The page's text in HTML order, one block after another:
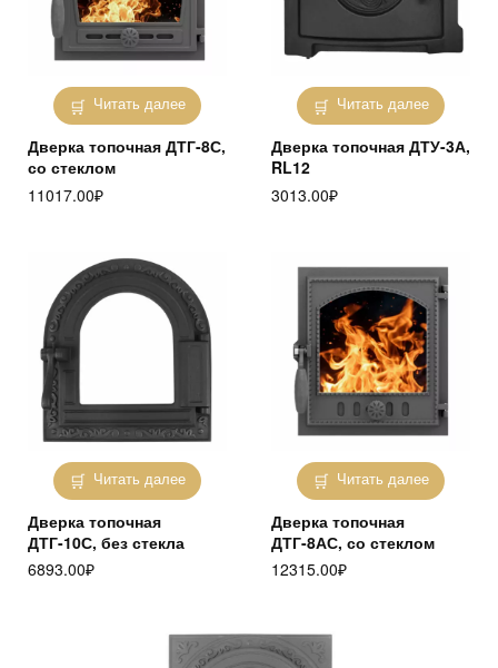
Читать далее
Дверка топочная ДТГ-8С,
со стеклом
11017.00₽
Читать далее
Дверка топочная ДТУ-3А,
RL12
3013.00₽
Читать далее
Дверка топочная
ДТГ-10С, без стекла
6893.00₽
Читать далее
Дверка топочная
ДТГ-8АС, со стеклом
12315.00₽